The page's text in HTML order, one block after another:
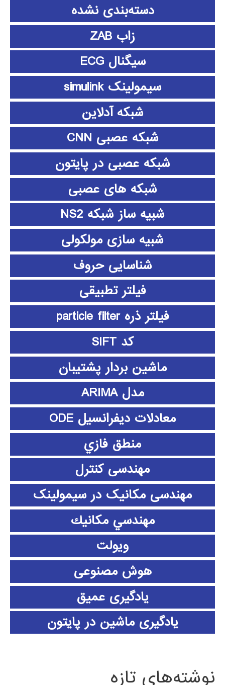
دسته‌بندی نشده
زاب ZAB
سیگنال ECG
سیمولینک simulink
شبکه آدلاین
شبکه عصبی CNN
شبکه عصبی در پایتون
شبکه های عصبی
شبیه ساز شبکه NS2
شبیه سازی مولکولی
شناسایی حروف
فیلتر تطبیقی
فیلتر ذره particle filter
کد SIFT
ماشین بردار پشتیبان
مدل ARIMA
معادلات دیفرانسیل ODE
منطق فازي
مهندسی کنترل
مهندسی مکانیک در سیمولینک
مهندسي مكانيك
ویولت
هوش مصنوعی
یادگیری عمیق
یادگیری ماشین در پایتون
نوشته‌های تازه